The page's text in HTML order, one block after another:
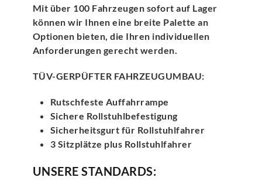
Mit über 100 Fahrzeugen sofort auf Lager
können wir Ihnen eine breite Palette an
Optionen bieten, die Ihren individuellen
Anforderungen gerecht werden.
TÜV-GERPÜFTER FAHRZEUGUMBAU:
Rutschfeste Auffahrrampe
Sichere Rollstuhlbefestigung
Sicherheitsgurt für Rollstuhlfahrer
3 Sitzplätze plus Rollstuhlfahrer
UNSERE STANDARDS: